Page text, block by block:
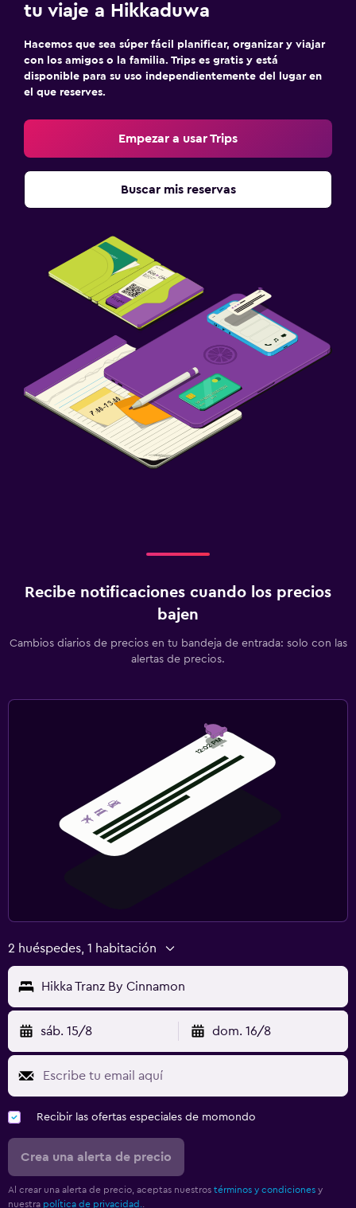
tu viaje a Hikkaduwa
Hacemos que sea súper fácil planificar, organizar y viajar
con los amigos o la familia. Trips es gratis y está
disponible para su uso independientemente del lugar en
el que reserves.
Empezar a usar Trips
Buscar mis reservas
Recibe notificaciones cuando los precios
bajen
Cambios diarios de precios en tu bandeja de entrada: solo con las
alertas de precios.
2 huéspedes, 1 habitación
Hikka Tranz By Cinnamon
sáb. 15/8 dom. 16/8
Recibir las ofertas especiales de momondo
Crea una alerta de precio
Al crear una alerta de precio, aceptas nuestros términos y condiciones y
nuestra política de privacidad.